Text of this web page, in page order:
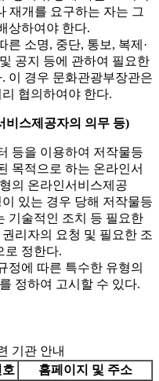
재개를 요구하는 자는 그
상하여야 한다.
른 소명, 중단, 통보, 복제·
공지 등에 관하여 필요한
이 경우 문화관광부장관은
협의하여야 한다.
비스제공자의 의무 등)
등을 이용하여 저작물등
목적으로 하는 온라인서
의 온라인서비스제공
있는 경우 당해 저작물등
기술적인 조치 등 필요한
리자의 요청 및 필요한 조
로 정한다.
정에 따른 특수한 유형의
정하여 고시할 수 있다.
기관 안내
홈페이지 및 주소